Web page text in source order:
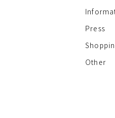
Press
Other